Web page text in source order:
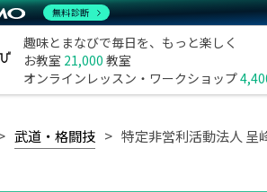
趣味とまなびで毎日を、もっと楽しく
お教室 21,000 教室
オンラインレッスン・ワークショップ
武道・格闘技 特定非営利活動法人
無料診断